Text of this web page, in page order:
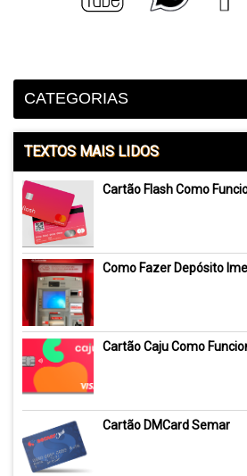
CATEGORIAS
TEXTOS MAIS LIDOS
Cartão Flash Como
Como Fazer Depósito
Cartão Caju Como
Cartão DMCard Semar